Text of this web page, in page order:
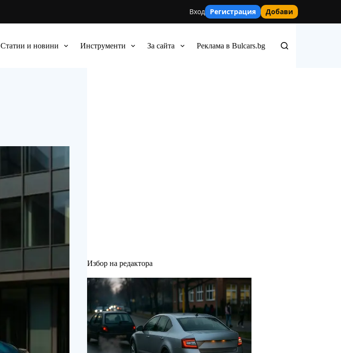
Вход Регистрация Добави
Статии и новини Инструменти За сайта Реклама в Bulcars.bg
Избор на редактора